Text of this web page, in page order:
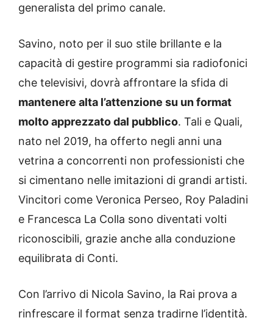
generalista del primo canale.
Savino, noto per il suo stile brillante e la
capacità di gestire programmi sia radiofonici
che televisivi, dovrà affrontare la sfida di
mantenere alta l’attenzione su un format
molto apprezzato dal pubblico. Tali e Quali,
nato nel 2019, ha offerto negli anni una
vetrina a concorrenti non professionisti che
si cimentano nelle imitazioni di grandi artisti.
Vincitori come Veronica Perseo, Roy Paladini
e Francesca La Colla sono diventati volti
riconoscibili, grazie anche alla conduzione
equilibrata di Conti.
Con l’arrivo di Nicola Savino, la Rai prova a
rinfrescare il format senza tradirne l’identità.